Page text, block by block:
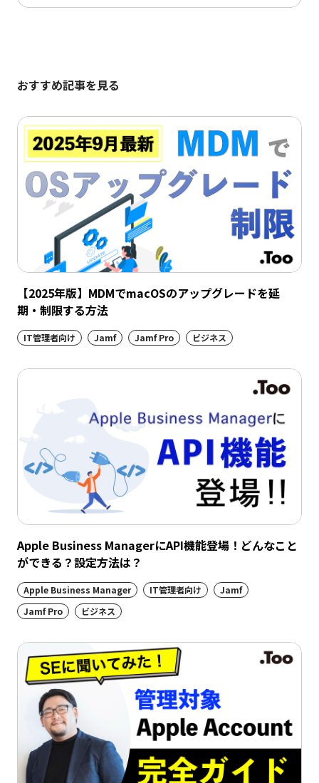
おすすめ記事を見る
【2025年版】MDMでmacOSのアップグレードを延
期・制限する方法
IT管理者向け Jamf Jamf Pro ビジネス
Apple Business ManagerにAPI機能登場！どんなこと
ができる？設定方法は？
Apple Business Manager IT管理者向け
Jamf
Jamf Pro
ビジネス